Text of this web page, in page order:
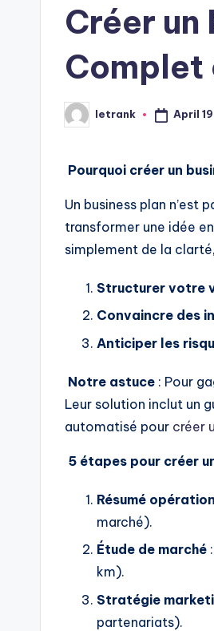
Créer un
Complet
Posted
by
letrank April
Pourquoi créer un
Un business plan
transformer une idée
simplement de la
Structurer votre
Convaincre des
Anticiper les
Notre astuce : Pour
Leur solution inclut un
automatisé pour créer
5 étapes pour créer
Résumé
marché).
Étude de marché
km).
Stratégie
partenariats).